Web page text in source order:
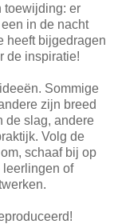
toewijding: er
in de nacht
heeft bijgedragen
de inspiratie!
Sommige
zijn breed
de slag, andere
Volg de
schaaf bij op
leerlingen of